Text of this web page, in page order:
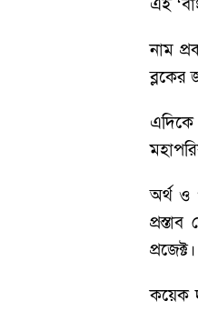
নাম
ব্লকের
অর্থ ও
প্রজেক্ট।
কয়েক